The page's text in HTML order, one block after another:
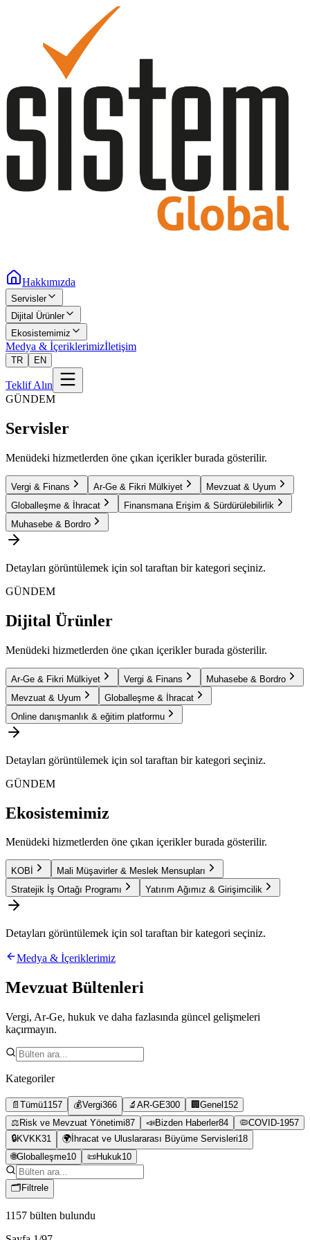
Hakkımızda
Servisler
Dijital Ürünler
Ekosistemimiz
Medya & İçeriklerimizİletişim
TR EN
Teklif Alın
GÜNDEM
Servisler
Menüdeki hizmetlerden öne çıkan içerikler burada gösterilir.
Vergi & Finans Ar-Ge & Fikri Mülkiyet
Mevzuat & Uyum
Globalleşme & İhracat
Finansmana Erişim & Sürdürülebilirlik
Muhasebe & Bordro
Detayları görüntülemek için sol taraftan bir kategori seçiniz.
GÜNDEM
Dijital Ürünler
Menüdeki hizmetlerden öne çıkan içerikler burada gösterilir.
Ar-Ge & Fikri Mülkiyet Vergi & Finans
Muhasebe & Bordro
Mevzuat & Uyum
Globalleşme & İhracat
Online danışmanlık & eğitim platformu
Detayları görüntülemek için sol taraftan bir kategori seçiniz.
GÜNDEM
Ekosistemimiz
Menüdeki hizmetlerden öne çıkan içerikler burada gösterilir.
KOBİ
Mali Müşavirler & Meslek Mensupları
Stratejik İş Ortağı Programı
Yatırım Ağımız & Girişimcilik
Detayları görüntülemek için sol taraftan bir kategori seçiniz.
Medya & İçeriklerimiz
Mevzuat Bültenleri
Vergi, Ar-Ge, hukuk ve daha fazlasında güncel gelişmeleri
kaçırmayın.
Kategoriler
📄 Tümü1157 💰Vergi366 🔬 AR-GE300 🏢 Genel 152
⚖️ Risk ve Mevzuat Yönetimi87 📣Bizden Haberler84 🦠COVID-1957
🔒KVKK31 🌍 İhracat ve Uluslararası Büyüme Servisleri18
🌐Globalleşme10 📜Hukuk10
🗂 Filtrele
1157 bülten bulundu